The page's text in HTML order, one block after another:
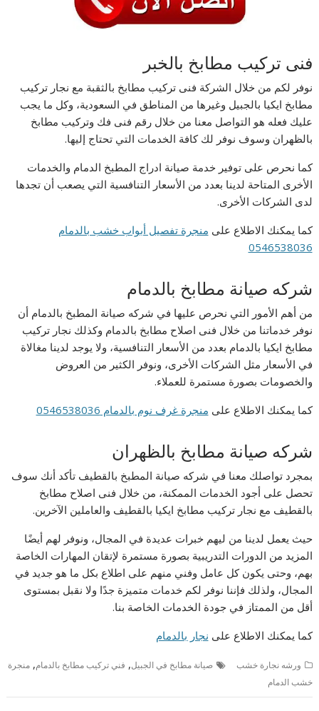
فنى تركيب مطابخ بالخبر
نوفر لكم من خلال الشركة فنى تركيب مطابخ بالثقبة مع نجار تركيب
مطابخ ايكيا بالجبيل وغيرها من المناطق في السعودية، وكل ما يجب
عليك فعله هو التواصل معنا من خلال رقم فنى فك وتركيب مطابخ
بالظهران وسوف نوفر لك كافة الخدمات التي تحتاج إليها.
كما نحرص على توفير خدمة صيانة ادراج المطبخ الدمام والخدمات
الأخرى المتاحة لدينا بعدد من الأسعار التنافسية التي يصعب أن تجدها
لدى الشركات الأخرى.
كما يمكنك الاطلاع على منجرة تفصيل أبواب خشب بالدمام
0546538036
شركه صيانة مطابخ بالدمام
من أهم الأمور التي نحرص عليها في شركه صيانة المطبخ بالدمام أن
نوفر خدماتنا من خلال فنى اصلاح مطابخ بالدمام وكذلك نجار تركيب
مطابخ ايكيا بالدمام بعدد من الأسعار التنافسية، ولا يوجد لدينا مغالاة
في الأسعار مثل الشركات الأخرى، ونوفر الكثير من العروض
والخصومات بصورة مستمرة للعملاء.
كما يمكنك الاطلاع على منجرة غرف نوم بالدمام 0546538036
شركه صيانة مطابخ بالظهران
بمجرد تواصلك معنا في شركه صيانة المطبخ بالقطيف تأكد أنك سوف
تحصل على أجود الخدمات الممكنة، من خلال فنى اصلاح مطابخ
بالقطيف مع نجار تركيب مطابخ ايكيا بالقطيف والعاملين الآخرين.
حيث يعمل لدينا من ليهم خبرات عديدة في المجال، ونوفر لهم أيضًا
المزيد من الدورات التدريبية بصورة مستمرة لإتقان المهارات الخاصة
بهم، وحتى يكون كل عامل وفني منهم على اطلاع بكل ما هو جديد في
المجال، ولذلك فإننا نوفر لكم خدمات متميزة جدًا ولا نقبل بمستوى
أقل من الممتاز في جودة الخدمات الخاصة بنا.
كما يمكنك الاطلاع على نجار بالدمام
ورشه نجارة خشب صيانة مطابخ في الجبيل, فني تركيب مطابخ بالدمام,منجرة
خشب الدمام